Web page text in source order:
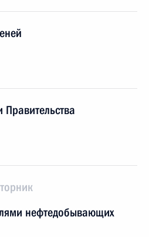
нефтедобывающих